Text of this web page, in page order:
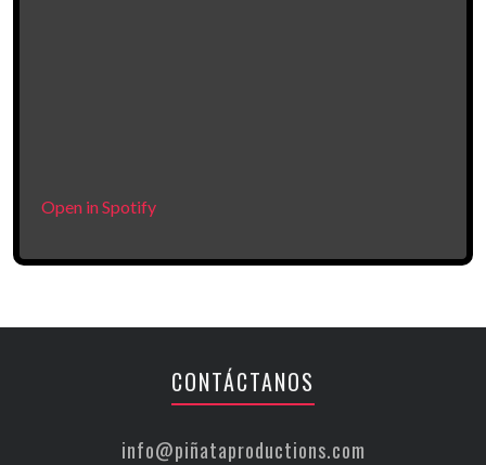
Open in Spotify
CONTÁCTANOS
info@piñataproductions.com